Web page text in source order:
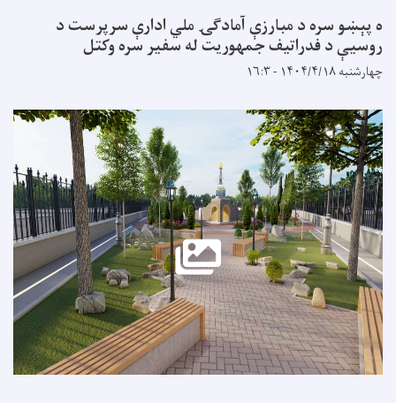
ه پېښو سره د مبارزې آمادګۍ ملي ادارې سرپرست د
روسیې د فدراتیف جمهوریت له سفیر سره وکتل
چهارشنبه ۱۴۰۴/۴/۱۸ - ۱۶:۳